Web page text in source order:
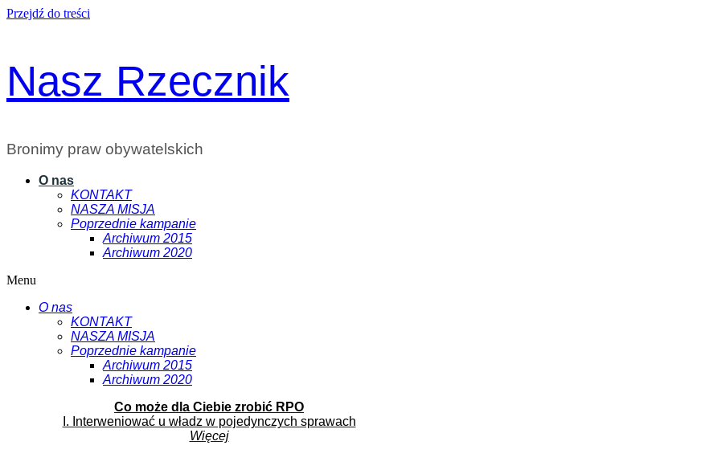
Przejdź do treści
Nasz Rzecznik
Bronimy praw obywatelskich
O nas
KONTAKT
NASZA MISJA
Poprzednie kampanie
Archiwum 2015
Archiwum 2020
Menu
O nas
KONTAKT
NASZA MISJA
Poprzednie kampanie
Archiwum 2015
Archiwum 2020
Co może dla Ciebie zrobić RPO
I. Interweniować u władz w pojedynczych sprawach
Więcej